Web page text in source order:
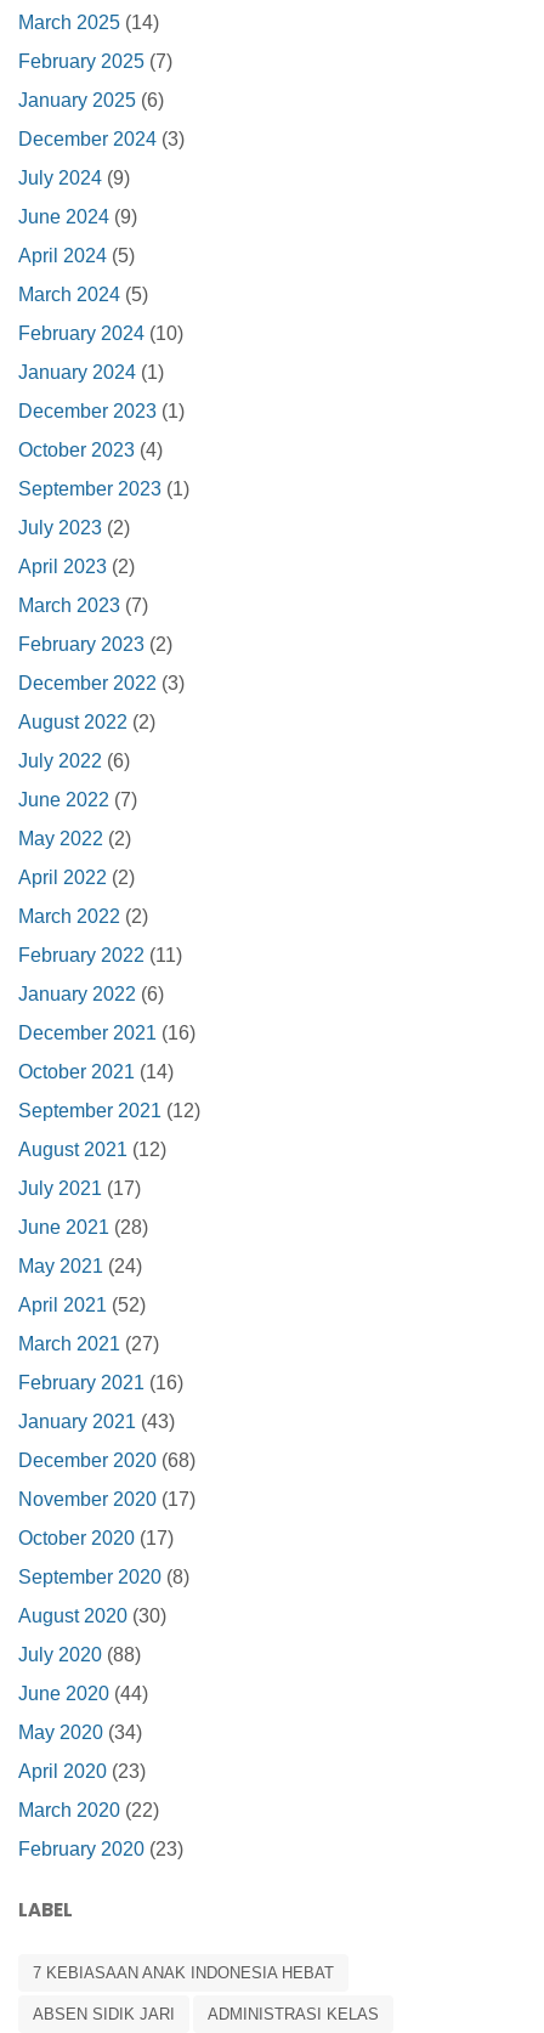
March 2025 (14)
February 2025 (7)
January 2025 (6)
December 2024 (3)
July 2024 (9)
June 2024 (9)
April 2024 (5)
March 2024 (5)
February 2024 (10)
January 2024 (1)
December 2023 (1)
October 2023 (4)
September 2023 (1)
July 2023 (2)
April 2023 (2)
March 2023 (7)
February 2023 (2)
December 2022 (3)
August 2022 (2)
July 2022 (6)
June 2022 (7)
May 2022 (2)
April 2022 (2)
March 2022 (2)
February 2022 (11)
January 2022 (6)
December 2021 (16)
October 2021 (14)
September 2021 (12)
August 2021 (12)
July 2021 (17)
June 2021 (28)
May 2021 (24)
April 2021 (52)
March 2021 (27)
February 2021 (16)
January 2021 (43)
December 2020 (68)
November 2020 (17)
October 2020 (17)
September 2020 (8)
August 2020 (30)
July 2020 (88)
June 2020 (44)
May 2020 (34)
April 2020 (23)
March 2020 (22)
February 2020 (23)
LABEL
7 KEBIASAAN ANAK INDONESIA HEBAT
ABSEN SIDIK JARI ADMINISTRASI KELAS